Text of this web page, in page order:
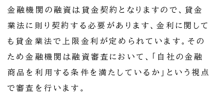
金融機関の融資は貸金契約となりますので、貸金
業法に則り契約する必要があります、金利に関して
も貸金業法で上限金利が定められています。その
ため金融機関は融資審査において、「自社の金融
商品を利用する条件を満たしているか」という視点
で審査を行います。